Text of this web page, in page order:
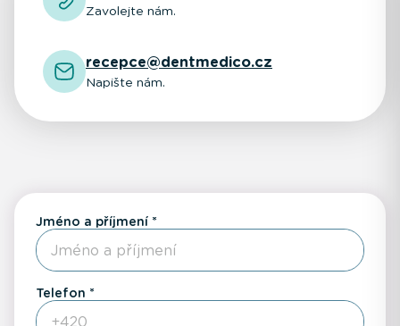
Zavolejte nám.
recepce@dentmedico.cz
Napište nám.
Jméno a příjmení
Telefon